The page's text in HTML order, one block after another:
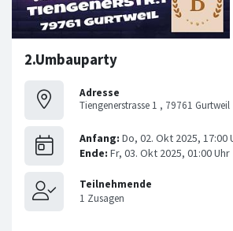
2.Umbauparty
Adresse
Tiengenerstrasse 1 , 79761 Gurtweil